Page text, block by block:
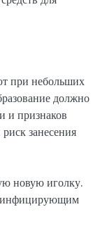
при небольших
должно
и признаков
занесения
новую иголку.